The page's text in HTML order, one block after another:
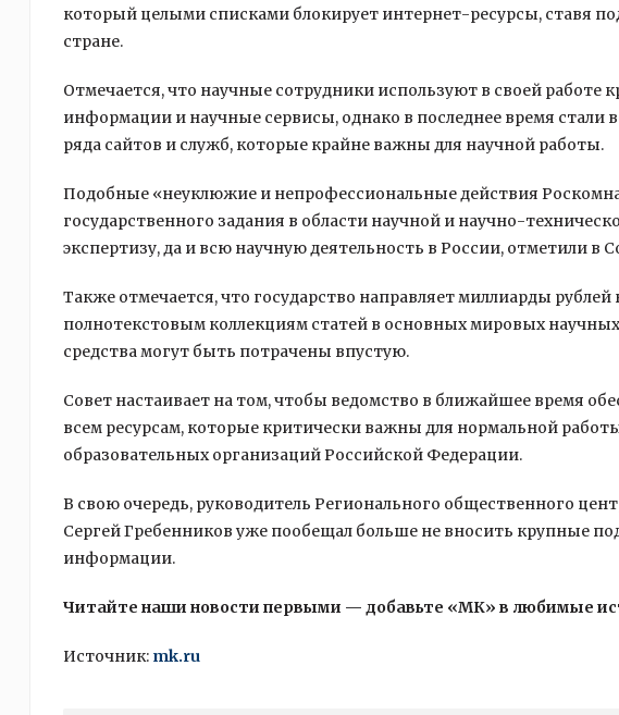
который целыми списками блокирует интернет-ресурсы, ставя
стране.
Отмечается, что научные сотрудники используют в своей работе
информации и научные сервисы, однако в последнее время стали
ряда сайтов и служб, которые крайне важны для научной работы.
Подобные «неуклюжие и непрофессиональные действия
государственного задания в области научной и научно-
экспертизу, да и всю научную деятельность в России, отметили в
Также отмечается, что государство направляет миллиарды
полнотекстовым коллекциям статей в основных мировых
средства могут быть потрачены впустую.
Совет настаивает на том, чтобы ведомство в ближайшее время
всем ресурсам, которые критически важны для нормальной
образовательных организаций Российской Федерации.
В свою очередь, руководитель Регионального общественного
Сергей Гребенников уже пообещал больше не вносить крупные
информации.
Читайте наши новости первыми — добавьте «МК» в любимые
Источник: mk.ru